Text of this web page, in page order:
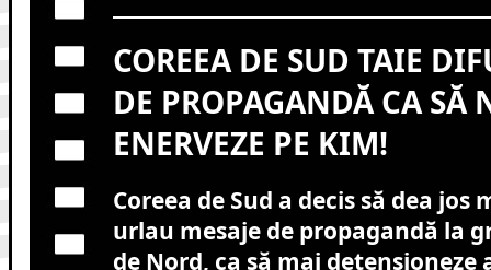
COREEA DE SUD TAIE
DE PROPAGANDĂ CA SĂ
ENERVEZE PE KIM!
Coreea de Sud a decis să dea jos
urlau mesaje de propagandă la
de Nord, ca să mai